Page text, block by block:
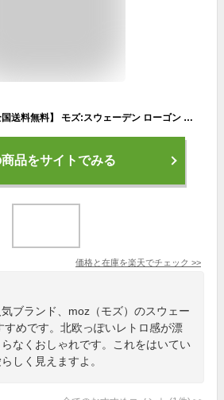
【スーパーセール】 【全国送料無料】 モズ:スウェーデン ローゴン スニーカー レディース 240210 22021 MOZ:SWEDEN LAGOM キャンバス ニットライニング カジュアル クラシック レトロ
商品をサイトでみる
価格と在庫を楽天でチェック >>
ブランド、moz（モズ）のスウェー
すめです。北欧っぽいレトロ感が漂
なくおしゃれです。これをはいてい
しく見えますよ。